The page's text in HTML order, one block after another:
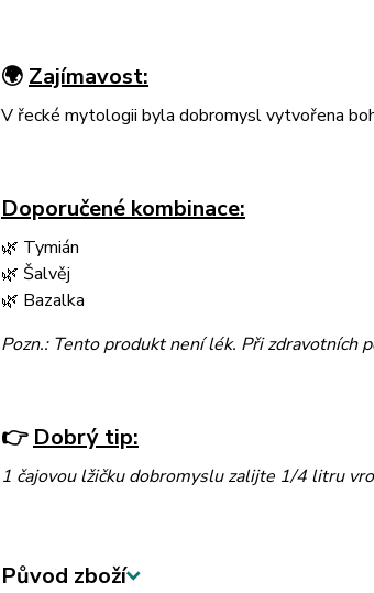
🌍 Zajímavost:
V řecké mytologii byla dobromysl vytvořena
Doporučené kombinace:
🌿 Tymián
🌿 Šalvěj
🌿 Bazalka
Pozn.: Tento produkt není lék. Při zdravotních
👉 Dobrý tip:
1 čajovou lžičku dobromyslu zalijte 1/4litru
Původ zboží